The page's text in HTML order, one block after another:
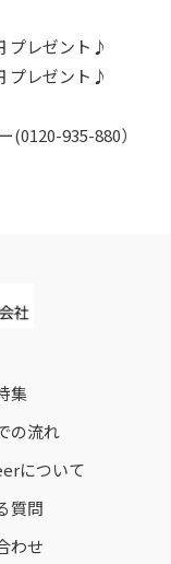
レゼント♪
プレゼント♪
935-880）
集
の流れ
について
質問
わせ